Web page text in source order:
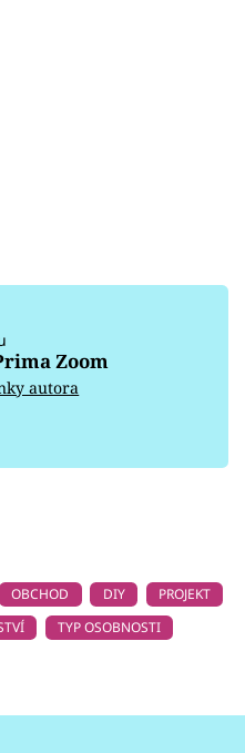
Zoom
autora
OBCHOD DIY
PROJEKT
TYP OSOBNOSTI